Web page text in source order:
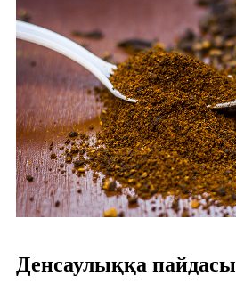
Денсаулыққа пайдасы